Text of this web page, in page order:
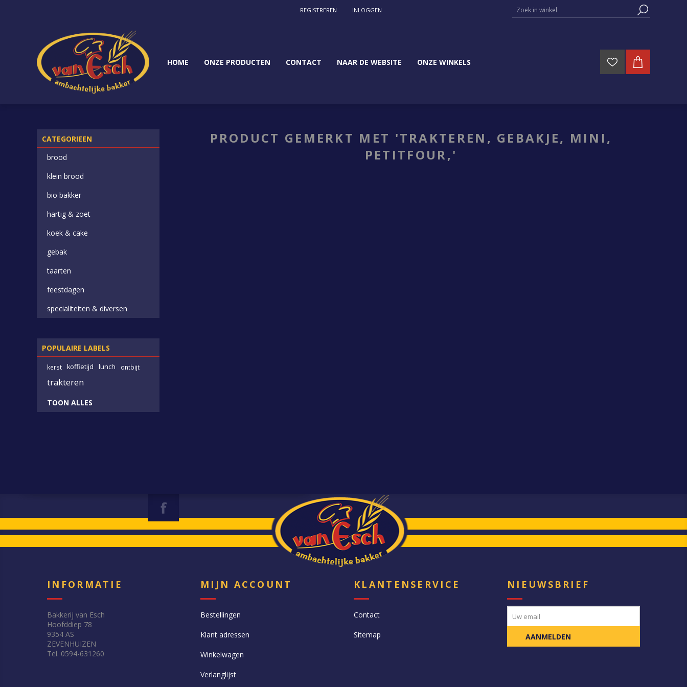
REGISTREREN INLOGGEN
HOME ONZE PRODUCTEN CONTACT NAAR DE WEBSITE ONZE WINKELS
PRODUCT GEMERKT MET 'TRAKTEREN, GEBAKJE, MINI,
PETITFOUR,'
CATEGORIEEN
brood
klein brood
bio bakker
hartig & zoet
koek & cake
gebak
taarten
feestdagen
specialiteiten & diversen
POPULAIRE LABELS
kerst koffietijd lunch ontbijt
trakteren
TOON ALLES
INFORMATIE
Bakkerij van Esch
Hoofddiep 78
9354 AS
ZEVENHUIZEN
Tel. 0594-631260
MIJN ACCOUNT
Bestellingen
Klant adressen
Winkelwagen
Verlanglijst
KLANTENSERVICE
Contact
Sitemap
NIEUWSBRIEF